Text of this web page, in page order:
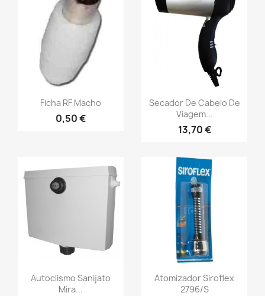
Ficha RF Macho
0,50 €
Secador De Cabelo De
Viagem...
13,70 €
Autoclismo Sanijato
Mira...
Atomizador Siroflex
2796/S